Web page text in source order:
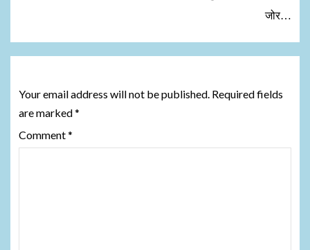
जोर…
Your email address will not be published. Required fields
are marked*
Comment*